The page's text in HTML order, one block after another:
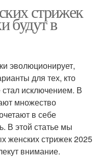
стрижек
будут в
эволюционирует,
для тех, кто
стал исключением. В
множество
в себе
В этой статье мы
женских стрижек 2025
внимание.